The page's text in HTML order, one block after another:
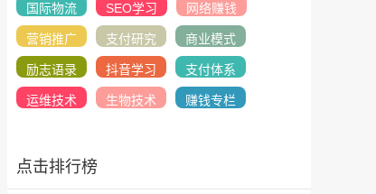
国际物流 SEO学习 网络赚钱
营销推广 支付研究 商业模式
励志语录 抖音学习 支付体系
运维技术 生物技术 赚钱专栏
点击排行榜